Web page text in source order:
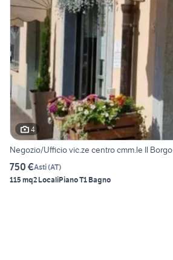
4
Negozio/Ufficio vic.ze centro cmm.le Il Borgo
750 €Asti(AT)
115 mq2 LocaliPiano T1 Bagno